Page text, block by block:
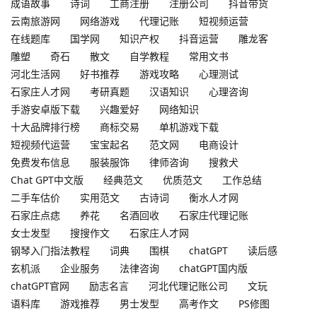
成语故事
诗词 工商注册 注册公司
抖音带货
云南旅游网
网络游戏 代理记账
短视频运营
在线题库
国学网 知识产权 抖音运营
雕龙客
雕塑
奇石 散文 自学教程
常用文书
河北生活网
好书推荐 游戏攻略
心理测试
石家庄人才网
考研真题 汉语知识
心理咨询
手游安卓版下载
兴趣爱好
网络知识
十大品牌排行榜
商标交易
单机游戏下载
短视频代运营
宝宝起名 范文网
电商设计
免费发布信息
服装服饰 律师咨询
搜救犬
Chat GPT中文版
经典范文 优质范文
工作总结
二手车估价
实用范文 古诗词
衡水人才网
石家庄点痣
养花 名酒回收
石家庄代理记账
女士发型
搜搜作文
石家庄人才网
钢琴入门指法教程
词典 围棋 chatGPT
读后感
玄机派
企业服务 法律咨询
chatGPT国内版
chatGPT官网
励志名言 河北代理记账公司
文玩
语料库
游戏推荐 男士发型 高考作文
PS修图